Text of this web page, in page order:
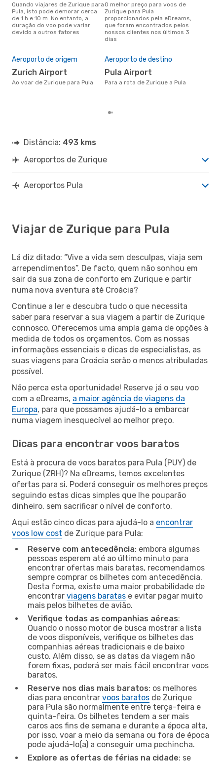
Quando viajares de Zurique para
Pula, isto pode demorar cerca
de 1 h e 10 m. No entanto, a
duração do voo pode variar
devido a outros fatores
O melhor preço para voos de
Zurique para Pula
proporcionados pela eDreams,
que foram encontrados pelos
nossos clientes nos últimos 3
dias
Aeroporto de origem
Zurich Airport
Ao voar de Zurique para Pula
Aeroporto de destino
Pula Airport
Para a rota de Zurique a Pula
Distância: 493 kms
Aeroportos de Zurique
Aeroportos Pula
Viajar de Zurique para Pula
Lá diz ditado: “Vive a vida sem desculpas, viaja sem
arrependimentos”. De facto, quem não sonhou em
sair da sua zona de conforto em Zurique e partir
numa nova aventura até Croácia?
Continue a ler e descubra tudo o que necessita
saber para reservar a sua viagem a partir de Zurique
connosco. Oferecemos uma ampla gama de opções à
medida de todos os orçamentos. Com as nossas
informações essenciais e dicas de especialistas, as
suas viagens para Croácia serão o menos atribuladas
possível.
Não perca esta oportunidade! Reserve já o seu voo
com a eDreams, a maior agência de viagens da
Europa, para que possamos ajudá-lo a embarcar
numa viagem inesquecível ao melhor preço.
Dicas para encontrar voos baratos
Está à procura de voos baratos para Pula (PUY) de
Zurique (ZRH)? Na eDreams, temos excelentes
ofertas para si. Poderá conseguir os melhores preços
seguindo estas dicas simples que lhe pouparão
dinheiro, sem sacrificar o nível de conforto.
Aqui estão cinco dicas para ajudá-lo a encontrar
voos low cost de Zurique para Pula:
Reserve com antecedência: embora algumas
pessoas esperem até ao último minuto para
encontrar ofertas mais baratas, recomendamos
sempre comprar os bilhetes com antecedência.
Desta forma, existe uma maior probabilidade de
encontrar viagens baratas e evitar pagar muito
mais pelos bilhetes de avião.
Verifique todas as companhias aéreas:
Quando o nosso motor de busca mostrar a lista
de voos disponíveis, verifique os bilhetes das
companhias aéreas tradicionais e de baixo
custo. Além disso, se as datas da viagem não
forem fixas, poderá ser mais fácil encontrar voos
baratos.
Reserve nos dias mais baratos: os melhores
dias para encontrar voos baratos de Zurique
para Pula são normalmente entre terça-feira e
quinta-feira. Os bilhetes tendem a ser mais
caros aos fins de semana e durante a época alta,
por isso, voar a meio da semana ou fora de época
pode ajudá-lo(a) a conseguir uma pechincha.
Explore as ofertas de férias na cidade: se